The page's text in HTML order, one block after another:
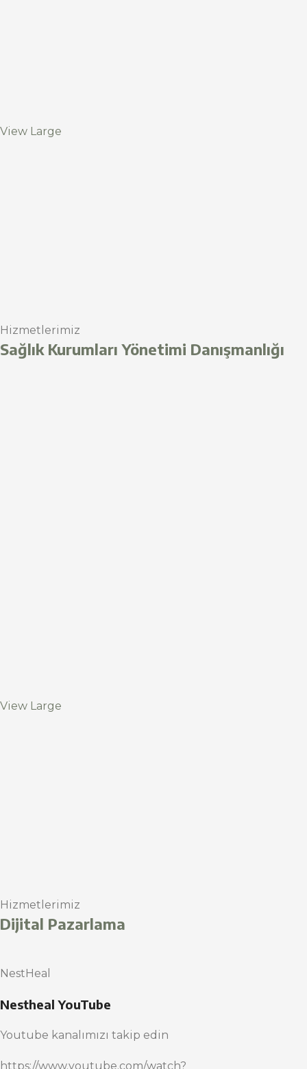
View Large
Hizmetlerimiz
Sağlık Kurumları Yönetimi Danışmanlığı
View Large
Hizmetlerimiz
Dijital Pazarlama
NestHeal
Nestheal YouTube
Youtube kanalımızı takip edin
https://www.youtube.com/watch?